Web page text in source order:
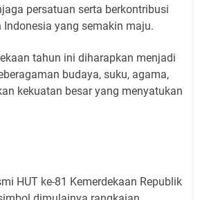
persatuan serta berkontribusi
yang semakin maju.
tahun ini diharapkan menjadi
budaya, suku, agama,
kekuatan besar yang menyatukan
HUT ke-81 Kemerdekaan Republik